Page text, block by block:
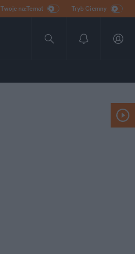
Twoje na:Temat Tryb Ciemny